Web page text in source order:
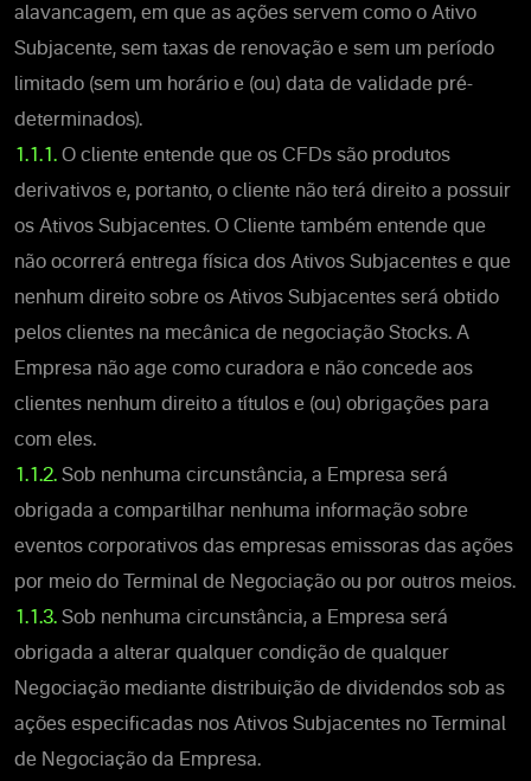
alavancagem, em que as ações servem como o Ativo
Subjacente, sem taxas de renovação e sem um período
limitado (sem um horário e (ou) data de validade pré-
determinados).
1.1.1. O cliente entende que os CFDs são produtos
derivativos e, portanto, o cliente não terá direito a possuir
os Ativos Subjacentes. O Cliente também entende que
não ocorrerá entrega física dos Ativos Subjacentes e que
nenhum direito sobre os Ativos Subjacentes será obtido
pelos clientes na mecânica de negociação Stocks. A
Empresa não age como curadora e não concede aos
clientes nenhum direito a títulos e (ou) obrigações para
com eles.
1.1.2. Sob nenhuma circunstância, a Empresa será
obrigada a compartilhar nenhuma informação sobre
eventos corporativos das empresas emissoras das ações
por meio do Terminal de Negociação ou por outros meios.
1.1.3. Sob nenhuma circunstância, a Empresa será
obrigada a alterar qualquer condição de qualquer
Negociação mediante distribuição de dividendos sob as
ações especificadas nos Ativos Subjacentes no Terminal
de Negociação da Empresa.